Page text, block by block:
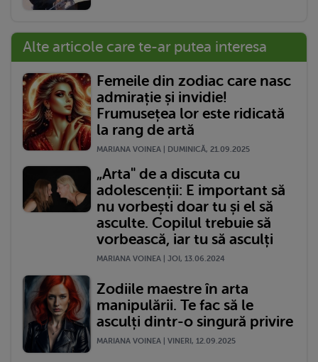
Alte articole care te-ar putea interesa
Femeile din zodiac care nasc
admirație și invidie!
Frumusețea lor este ridicată
la rang de artă
MARIANA VOINEA | DUMINICĂ, 21.09.2025
„Arta" de a discuta cu
adolescenții: E important să
nu vorbești doar tu și el să
asculte. Copilul trebuie să
vorbească, iar tu să asculți
MARIANA VOINEA | JOI, 13.06.2024
Zodiile maestre în arta
manipulării. Te fac să le
asculți dintr-o singură privire
MARIANA VOINEA | VINERI, 12.09.2025